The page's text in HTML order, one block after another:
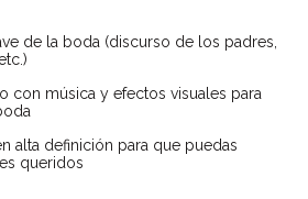
de la boda (discurso de los padres,
con música y efectos visuales para
alta definición para que puedas
queridos